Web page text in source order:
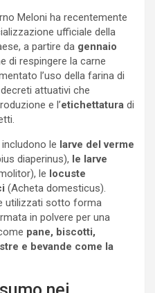
Meloni ha recentemente
ufficiale della
a partire da gennaio
di respingere la carne
l’uso della farina di
attuativi che
e l’etichettatura di
le larve del verme
diaperinus), le larve
le locuste
(Acheta domesticus).
utilizzati sotto forma
in polvere per una
pane, biscotti,
e bevande come la